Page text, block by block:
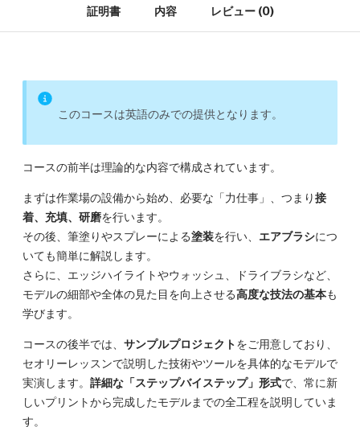
証明書 内容 レビュー (0)
このコースは英語のみでの提供となります。
コースの前半は理論的な内容で構成されています。
まずは作業場の設備から始め、必要な「力仕事」、つまり接
着、充填、研磨を行います。
その後、筆塗りやスプレーによる塗装を行い、 エアブラシにつ
いても簡単に解説します。
さらに、エッジハイライトやウォッシュ、ドライブラシなど、
モデルの細部や全体の見た目を向上させる高度な技法の基本も
学びます。
コースの後半では、 サンプルプロジェクトをご用意しており、
セオリーレッスンで説明した技術やツールを具体的なモデルで
実演します。 詳細な「ステップバイステップ」形式で、常に新
しいプリントから完成したモデルまでの全工程を説明していま
す。